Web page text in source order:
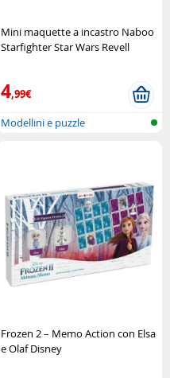
Mini maquette a incastro Naboo
Starfighter Star Wars Revell
4,99€
Modellini e puzzle
Frozen 2 – Memo Action con Elsa
e Olaf Disney